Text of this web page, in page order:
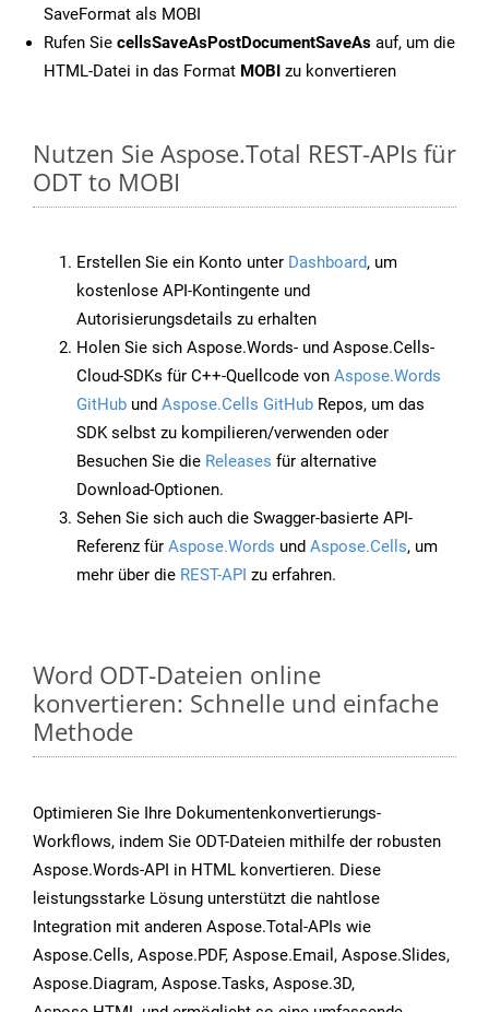
SaveFormat als MOBI
Rufen Sie cellsSaveAsPostDocumentSaveAs auf, um die
HTML-Datei in das Format MOBI zu konvertieren
Nutzen Sie Aspose.Total REST-APIs für
ODT to MOBI
Erstellen Sie ein Konto unter Dashboard, um
kostenlose API-Kontingente und
Autorisierungsdetails zu erhalten
Holen Sie sich Aspose.Words- und Aspose.Cells-
Cloud-SDKs für C++-Quellcode von Aspose.Words
GitHub und Aspose.Cells GitHub Repos, um das
SDK selbst zu kompilieren/verwenden oder
Besuchen Sie die Releases für alternative
Download-Optionen.
Sehen Sie sich auch die Swagger-basierte API-
Referenz für Aspose.Words und Aspose.Cells, um
mehr über die REST-API zu erfahren.
Word ODT-Dateien online
konvertieren: Schnelle und einfache
Methode
Optimieren Sie Ihre Dokumentenkonvertierungs-
Workflows, indem Sie ODT-Dateien mithilfe der robusten
Aspose.Words-API in HTML konvertieren. Diese
leistungsstarke Lösung unterstützt die nahtlose
Integration mit anderen Aspose.Total-APIs wie
Aspose.Cells, Aspose.PDF, Aspose.Email, Aspose.Slides,
Aspose.Diagram, Aspose.Tasks, Aspose.3D,